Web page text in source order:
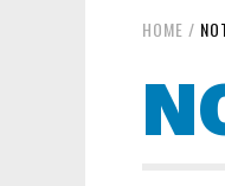
HOME /